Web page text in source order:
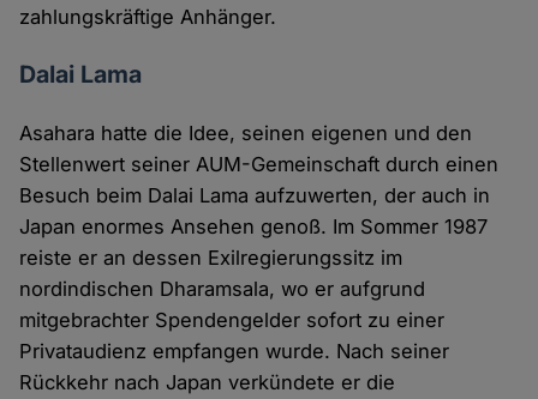
zahlungskräftige Anhänger.
Dalai Lama
Asahara hatte die Idee, seinen eigenen und den
Stellenwert seiner AUM-Gemeinschaft durch einen
Besuch beim Dalai Lama aufzuwerten, der auch in
Japan enormes Ansehen genoß. Im Sommer 1987
reiste er an dessen Exilregierungssitz im
nordindischen Dharamsala, wo er aufgrund
mitgebrachter Spendengelder sofort zu einer
Privataudienz empfangen wurde. Nach seiner
Rückkehr nach Japan verkündete er die